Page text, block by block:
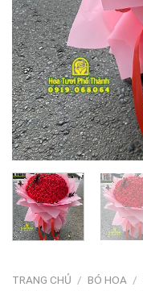
TRANG CHỦ / BÓ HOA /